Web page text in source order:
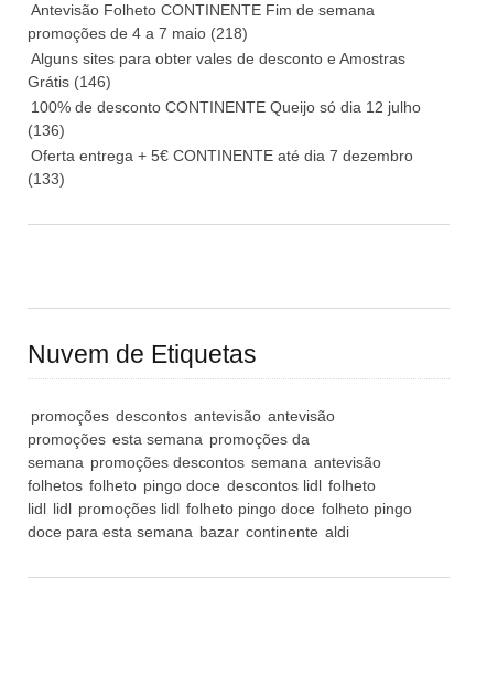
Antevisão Folheto CONTINENTE Fim de semana
promoções de 4 a 7 maio (218)
Alguns sites para obter vales de desconto e Amostras
Grátis (146)
100% de desconto CONTINENTE Queijo só dia 12 julho
(136)
Oferta entrega + 5€ CONTINENTE até dia 7 dezembro
(133)
Nuvem de Etiquetas
promoções descontos antevisão antevisão
promoções esta semana promoções da
semana promoções descontos semana antevisão
folhetos folheto pingo doce descontos lidl folheto
lidl lidl promoções lidl folheto pingo doce folheto pingo
doce para esta semana bazar continente aldi